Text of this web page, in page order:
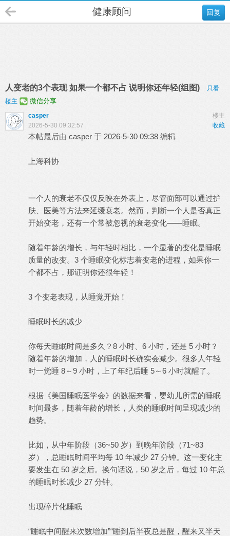
回复
健康顾问
人变老的3个表现 如果一个都不占 说明你还年轻(组图)
只看
楼主
微信分享
楼主
casper
收藏
2026-5-30 09:32:57
本帖最后由 casper 于 2026-5-30 09:38 编辑
上海科协
一个人的衰老不仅仅反映在外表上，尽管面部可以通过护
肤、医美等方法来延缓衰老。然而，判断一个人是否真正
开始变老，还有一个常被忽视的衰老变化——睡眠。
随着年龄的增长，与年轻时相比，一个显著的变化是睡眠
质量的改变。3 个睡眠变化标志着变老的进程，如果你一
个都不占，那证明你还很年轻！
3 个变老表现，从睡觉开始！
睡眠时长的减少
你每天睡眠时间是多久？8 小时、6 小时，还是 5 小时？
随着年龄的增加，人的睡眠时长确实会减少。很多人年轻
时一觉睡 8～9 小时，上了年纪后睡 5～6 小时就醒了。
根据《美国睡眠医学会》的数据来看，婴幼儿所需的睡眠
时间最多，随着年龄的增长，人类的睡眠时间呈现减少的
趋势。
比如，从中年阶段（36~50 岁）到晚年阶段（71~83
岁），总睡眠时间平均每 10 年减少 27 分钟。这一变化主
要发生在 50 岁之后。换句话说，50 岁之后，每过 10 年总
的睡眠时长减少 27 分钟。
出现碎片化睡眠
“睡眠中间醒来次数增加”“睡到后半夜总是醒，醒来又半天